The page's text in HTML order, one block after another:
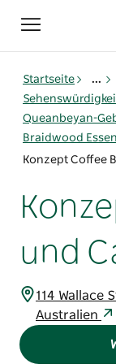
Toggle
navigation
Startseite
...
Queanbeyan-
Braidwood
und
114 Wallace
Australien